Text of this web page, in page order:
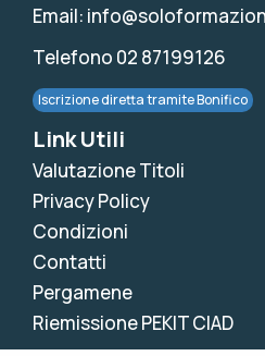
Email:
Telefono 02 87199126
Iscrizione diretta tramite Bonifico
Link Utili
Valutazione Titoli
Privacy Policy
Condizioni
Contatti
Pergamene
Riemissione PEKIT CIAD